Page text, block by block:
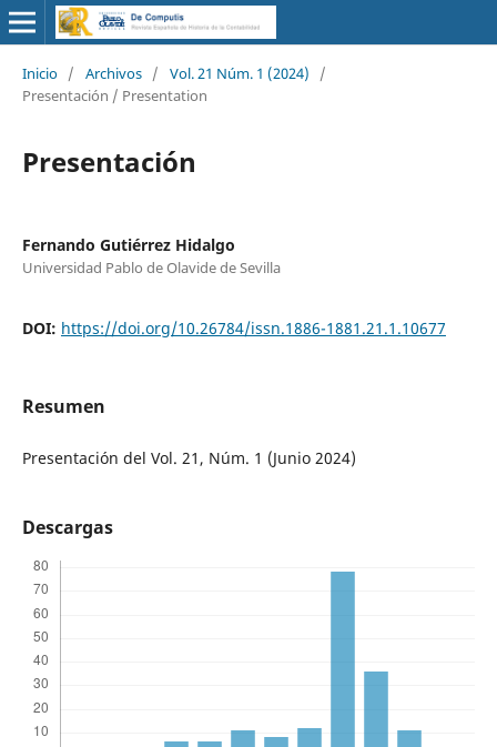
Inicio / Archivos / Vol. 21 Núm. 1 (2024)
/
Presentación / Presentation
Presentación
Fernando Gutiérrez Hidalgo
Universidad Pablo de Olavide de Sevilla
DOI: https://doi.org/10.26784/issn.1886-1881.21.1.10677
Resumen
Presentación del Vol. 21, Núm. 1 (Junio 2024)
Descargas